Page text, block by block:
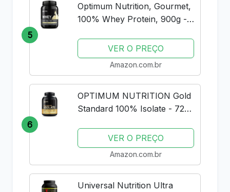
5
Optimum Nutrition, Gourmet,
100% Whey Protein, 900g -
VER O PREÇO
Amazon.com.br
6
OPTIMUM NUTRITION Gold
Standard 100% Isolate - 720g
VER O PREÇO
Amazon.com.br
Universal Nutrition Ultra